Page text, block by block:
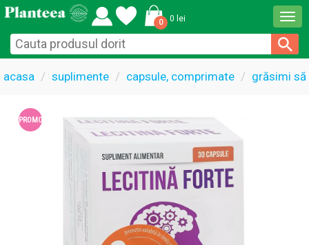
0 0 lei
acasa suplimente capsule, comprimate grăsimi
PROMO